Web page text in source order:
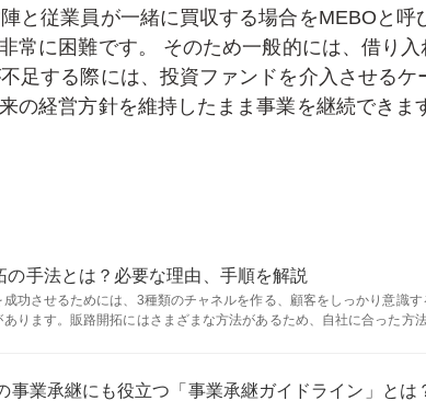
と従業員が一緒に買収する場合をMEBOと呼
常に困難です。 そのため一般的には、借り
足する際には、投資ファンドを介入させる
の経営方針を維持したまま事業を継続できま
の手法とは？必要な理由、手順を解説
成功させるためには、3種類のチャネルを作る、顧客をしっかり意識
あります。販路開拓にはさまざまな方法があるため、自社に合った方
事業承継にも役立つ「事業承継ガイドライン」と